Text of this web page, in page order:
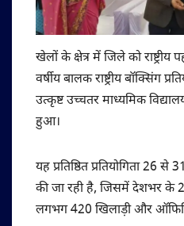
खेलों के क्षेत्र में जिले को राष्ट्रीय
वर्षीय बालक राष्ट्रीय बॉक्सिंग
उत्कृष्ट उच्चतर माध्यमिक
हुआ।
यह प्रतिष्ठित प्रतियोगिता
की जा रही है, जिसमें देशभर के
लगभग 420 खिलाड़ी और